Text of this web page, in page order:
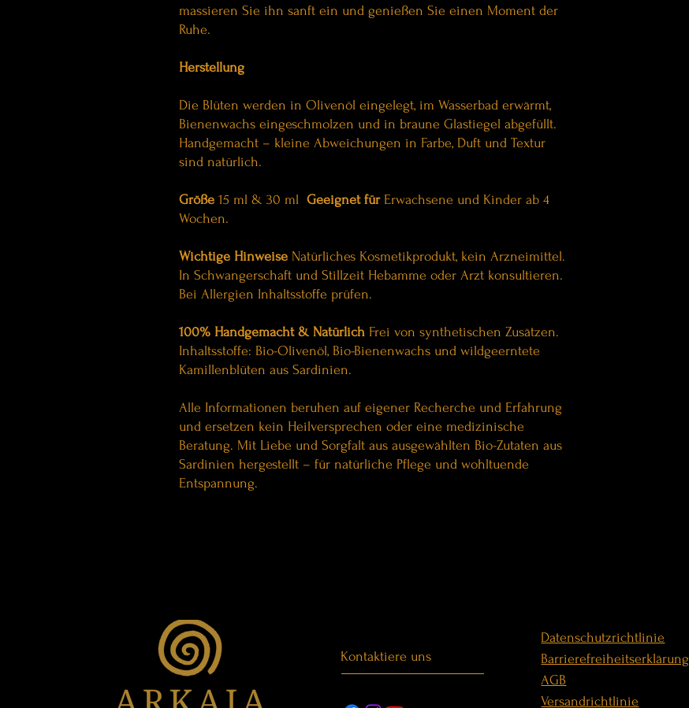
massieren Sie ihn sanft ein und genießen Sie einen Moment der
Ruhe.
Herstellung
Die Blüten werden in Olivenöl eingelegt, im Wasserbad erwärmt,
Bienenwachs eingeschmolzen und in braune Glastiegel abgefüllt.
Handgemacht – kleine Abweichungen in Farbe, Duft und Textur
sind natürlich.
Größe 15 ml & 30 ml Geeignet fürErwachsene und Kinder ab 4
Wochen.
Wichtige Hinweise Natürliches Kosmetikprodukt, kein Arzneimittel.
In Schwangerschaft und Stillzeit Hebamme oder Arzt konsultieren.
Bei Allergien Inhaltsstoffe prüfen.
100% Handgemacht & Natürlich Frei von synthetischen Zusätzen.
Inhaltsstoffe: Bio-Olivenöl, Bio-Bienenwachs und wildgeerntete
Kamillenblüten aus Sardinien.
Alle Informationen beruhen auf eigener Recherche und Erfahrung
und ersetzen kein Heilversprechen oder eine medizinische
Beratung. Mit Liebe und Sorgfalt aus ausgewählten Bio-Zutaten aus
Sardinien hergestellt – für natürliche Pflege und wohltuende
Entspannung.
Kontaktiere uns
Datenschutzrichtlinie
Barrierefreiheitserklärung
AGB
Versandrichtlinie